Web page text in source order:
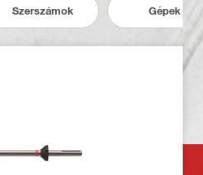
Szerszámok Gépek